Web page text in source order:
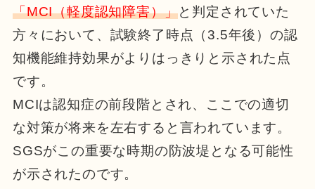
「MCI（軽度認知障害）」と判定されていた
方々において、試験終了時点（3.5年後）の認
知機能維持効果がよりはっきりと示された点
です。
MCIは認知症の前段階とされ、ここでの適切
な対策が将来を左右すると言われています。
SGSがこの重要な時期の防波堤となる可能性
が示されたのです。